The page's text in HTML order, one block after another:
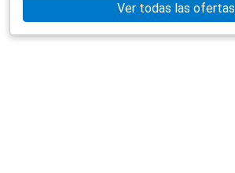
Ver todas las ofertas